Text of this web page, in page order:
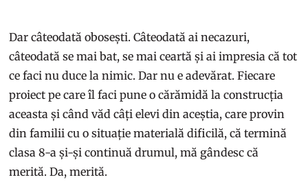
Dar câteodată obosești. Câteodată ai necazuri,
câteodată se mai bat, se mai ceartă și ai impresia că tot
ce faci nu duce la nimic. Dar nu e adevărat. Fiecare
proiect pe care îl faci pune o cărămidă la construcția
aceasta și când văd câți elevi din aceștia, care provin
din familii cu o situație materială dificilă, că termină
clasa 8-a și-și continuă drumul, mă gândesc că
merită. Da, merită.